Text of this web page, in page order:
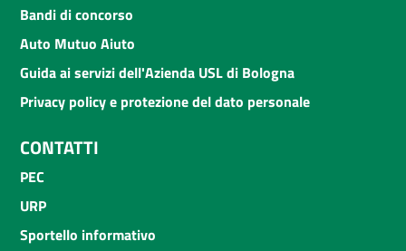
Bandi di concorso
Auto Mutuo Aiuto
Guida ai servizi dell'Azienda USL di Bologna
Privacy policy e protezione del dato personale
CONTATTI
PEC
URP
Sportello informativo